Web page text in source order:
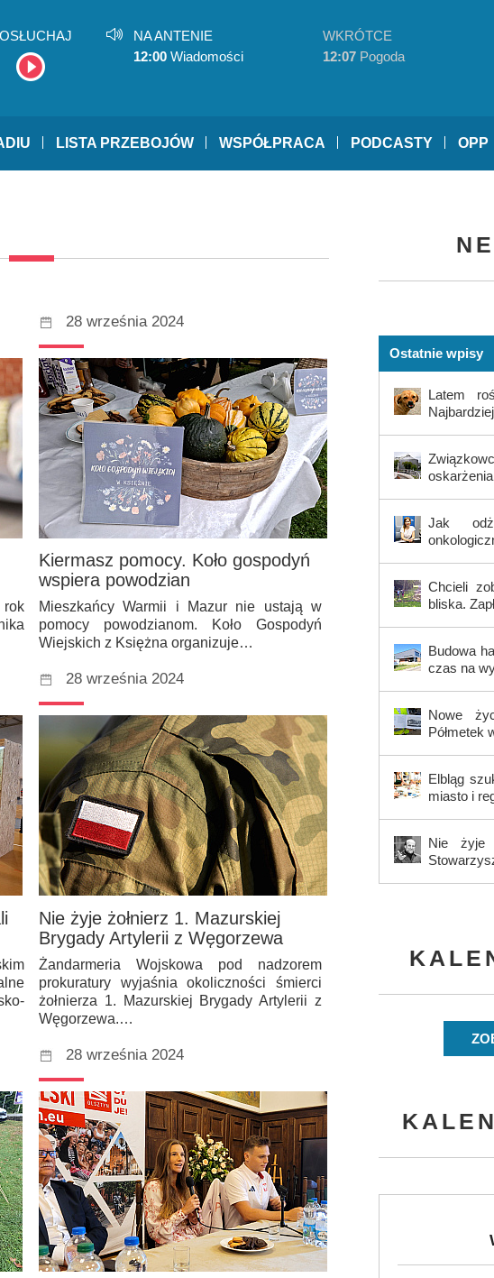
NA ANTENIE
12:00 Wiadomości
WKRÓTCE
12:07 Pogoda
LISTA PRZEBOJÓW WSPÓŁPRACA PODCASTY OPP
28 września 2024
Kiermasz pomocy. Koło gospodyń
wspiera powodzian
Mieszkańcy Warmii i Mazur nie ustają w
pomocy powodzianom. Koło Gospodyń
Wiejskich z Księżna organizuje…
28 września 2024
Nie żyje żołnierz 1. Mazurskiej
Brygady Artylerii z Węgorzewa
Żandarmeria Wojskowa pod nadzorem
prokuratury wyjaśnia okoliczności śmierci
żołnierza 1. Mazurskiej Brygady Artylerii z
Węgorzewa.…
28 września 2024
Ostatnie wpisy
Latem
Jak
Chcieli
bliska.
Budowa
czas na
Nowe
Półmetek
Elbląg
miasto i
Nie żyje